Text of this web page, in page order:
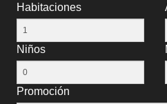
Habitaciones
Niños
Promoción